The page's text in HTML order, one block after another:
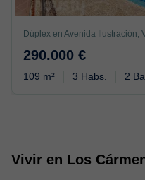
290.000 €
109 m² 3 Habs. 2
Vivir en Los